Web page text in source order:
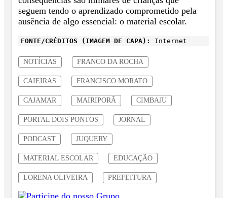
seguem tendo o aprendizado comprometido pela
ausência de algo essencial: o material escolar.
FONTE/CRÉDITOS (IMAGEM DE CAPA): Internet
NOTÍCIAS FRANCO DA ROCHA
CAIEIRAS FRANCISCO MORATO
CAJAMAR MAIRIPORÃ CIMBAJU
PORTAL DOIS PONTOS JORNAL
PODCAST JUQUERY
MATERIAL ESCOLAR EDUCAÇÃO
LORENA OLIVEIRA PREFEITURA